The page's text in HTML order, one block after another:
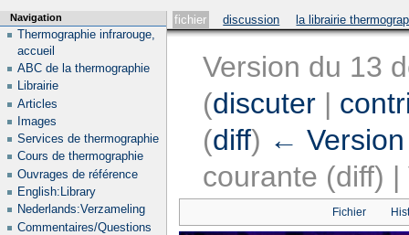
fichier discussion la librairie
Version du 13
(discuter |
(diff) ←
courante (diff)
Fichier
Navigation
Thermographie infrarouge,
accueil
ABC de la thermographie
Librairie
Articles
Images
Services de thermographie
Cours de thermographie
Ouvrages de référence
English:Library
Nederlands:Verzameling
Commentaires/Questions